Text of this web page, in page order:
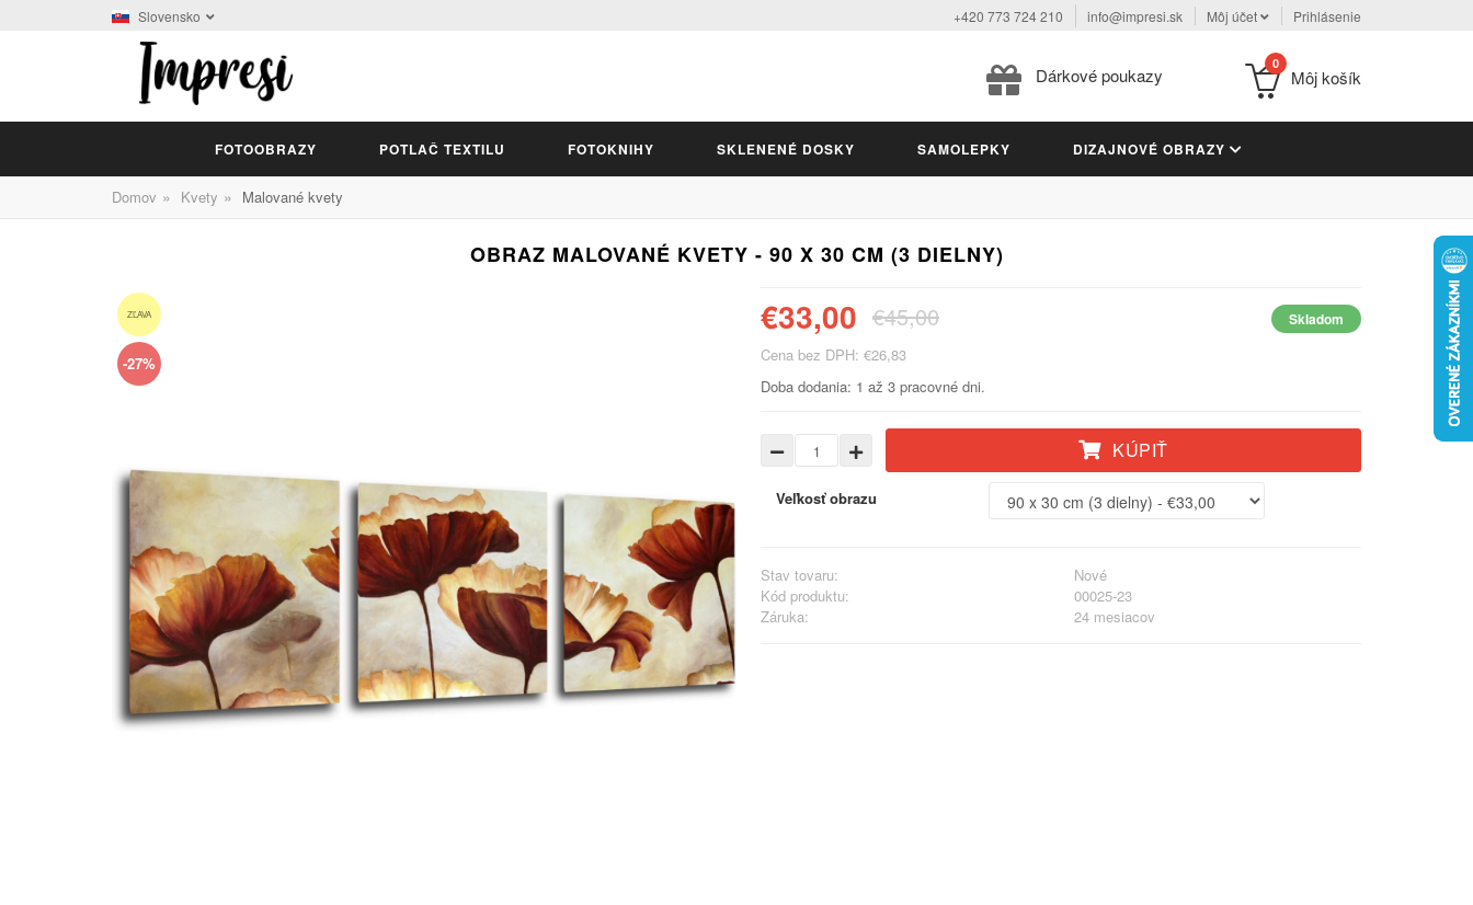
Slovensko +420 773 724 210 info@impresi.sk Môj účet Prihlásenie
Dárkové poukazy
0
Môj košík
FOTOOBRAZY POTLAČ TEXTILU FOTOKNIHY SKLENENÉ DOSKY SAMOLEPKY DIZAJNOVÉ OBRAZY
Domov » Kvety » Malované kvety
OBRAZ MALOVANÉ KVETY - 90 X 30 CM (3 DIELNY)
ZĽAVA
-27%
€33,00 €45,00 Skladom
Cena bez DPH: €26,83
Doba dodania: 1 až 3 pracovné dni.
KÚPIŤ
Veľkosť obrazu
Stav tovaru:
Nové
Kód produktu:
00025-23
Záruka:
24 mesiacov